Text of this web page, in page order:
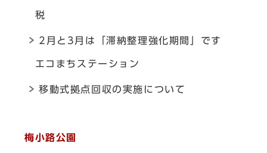
税
2月と3月は「滞納整理強化期間」です
エコまちステーション
移動式拠点回収の実施について
梅小路公園